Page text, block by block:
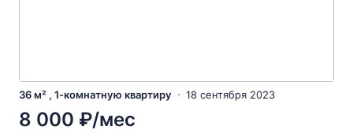
36 м² , 1-комнатную квартиру 18 сентября 2023
8 000 ₽/мес